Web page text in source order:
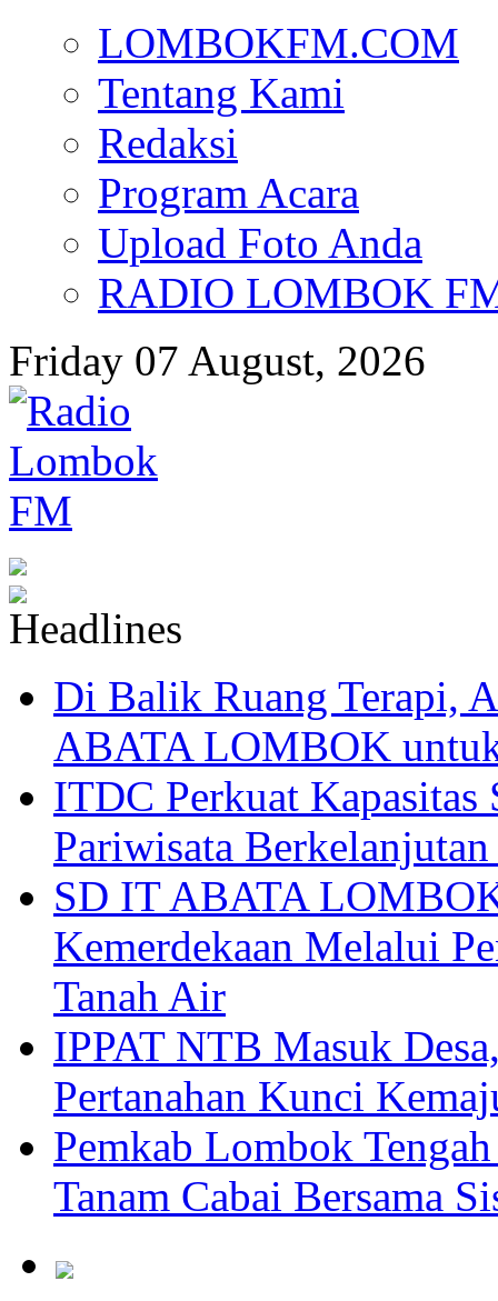
LOMBOKFM.COM
Tentang Kami
Redaksi
Program Acara
Upload Foto Anda
RADIO LOMBOK
Friday 07 August, 2026
Di Balik Ruang Terapi,
ABATA LOMBOK
ITDC Perkuat
Pariwisata
SD IT ABATA
Kemerdekaan Melalui
Tanah Air
IPPAT NTB Masuk
Pertanahan Kunci
Pemkab Lombok
Tanam Cabai Bersama